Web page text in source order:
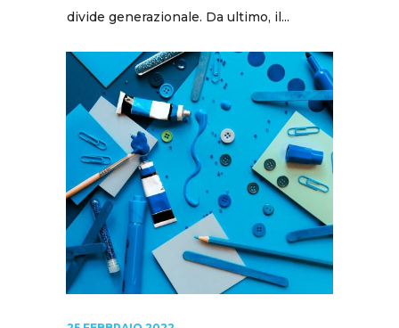
divide generazionale. Da ultimo, il...